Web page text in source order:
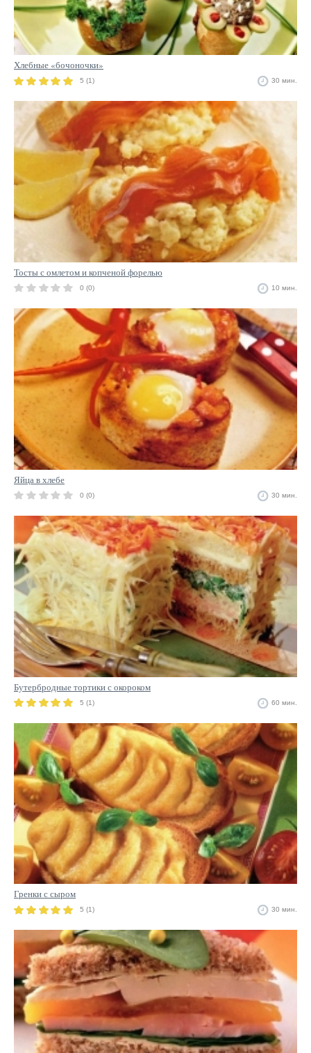
Хлебные «бочоночки»
5 (1) 30 мин.
Тосты с омлетом и копченой форелью
0 (0) 10 мин.
Яйца в хлебе
0 (0) 30 мин.
Бутербродные тортики с окороком
5 (1) 60 мин.
Гренки с сыром
5 (1) 30 мин.